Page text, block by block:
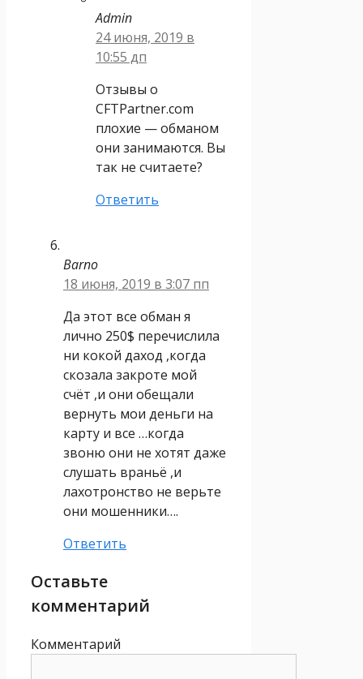
Admin
24 июня, 2019 в
10:55 дп
Отзывы о
CFTPartner.com
плохие — обманом
они занимаются. Вы
так не считаете?
Ответить
Barno
18 июня, 2019 в 3:07 пп
Да этот все обман я
лично 250$ перечислила
ни кокой даход ,когда
скозала закроте мой
счёт ,и они обещали
вернуть мои деньги на
карту и все …когда
звоню они не хотят даже
слушать враньё ,и
лахотронство не верьте
они мошенники….
Ответить
Оставьте
комментарий
Комментарий